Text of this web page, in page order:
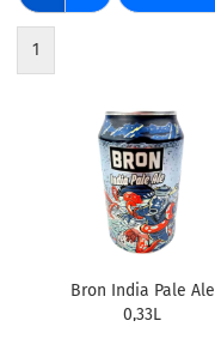
1
Bron India Pale Ale
0,33L